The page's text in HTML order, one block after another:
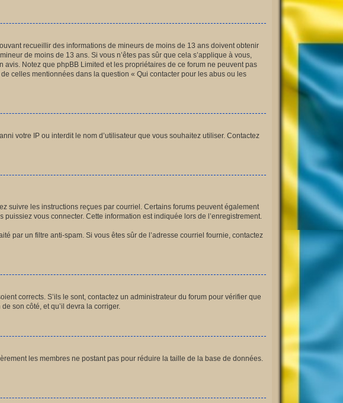
recueillir des informations de mineurs de moins de 13 ans doivent obtenir
de moins de 13 ans. Si vous n’êtes pas sûr que cela s’applique à vous,
Notez que phpBB Limited et les propriétaires de ce forum ne peuvent pas
celles mentionnées dans la question « Qui contacter pour les abus ou les
votre IP ou interdit le nom d’utilisateur que vous souhaitez utiliser. Contactez
suivre les instructions reçues par courriel. Certains forums peuvent également
vous connecter. Cette information est indiquée lors de l’enregistrement.
par un filtre anti-spam. Si vous êtes sûr de l’adresse courriel fournie, contactez
corrects. S’ils le sont, contactez un administrateur du forum pour vérifier que
son côté, et qu’il devra la corriger.
les membres ne postant pas pour réduire la taille de la base de données.